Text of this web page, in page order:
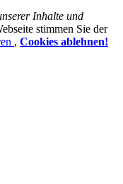
Inhalte und
stimmen Sie der
, Cookies ablehnen!